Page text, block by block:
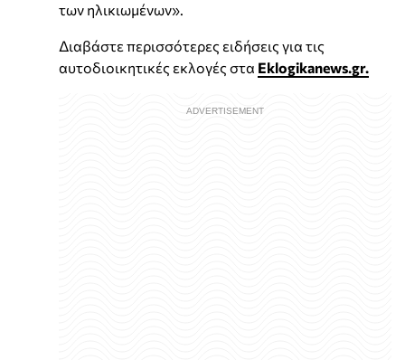
των ηλικιωμένων».
Διαβάστε περισσότερες ειδήσεις για τις
αυτοδιοικητικές εκλογές στα Eklogikanews.gr.